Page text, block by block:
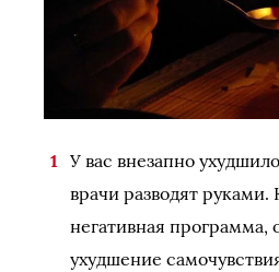
У вас внезапно
врачи разводят
негативная программа,
ухудшение